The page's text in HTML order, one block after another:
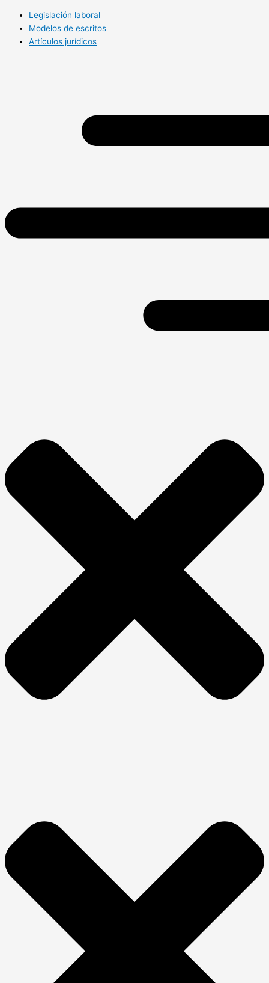
Legislación laboral
Modelos de escritos
Artículos jurídicos